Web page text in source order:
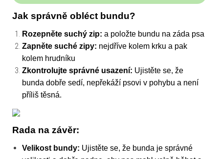
Jak správně obléct bundu?
Rozepněte suchý zip: a položte bundu na záda psa
Zapněte suché zipy: nejdříve kolem krku a pak
kolem hrudníku
Zkontrolujte správné usazení: Ujistěte se, že
bunda dobře sedí, nepřekáží psovi v pohybu a není
příliš těsná.
Rada na závěr:
Velikost bundy: Ujistěte se, že bunda je správné